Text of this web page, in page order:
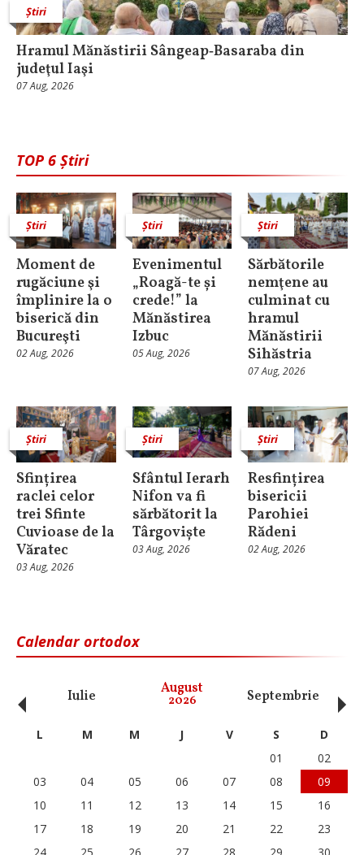
Știri
Hramul Mănăstirii Sângeap‑Basaraba din
judeţul Iaşi
07 Aug, 2026
TOP 6 Știri
Știri
Moment de
rugăciune şi
împlinire la o
biserică din
Bucureşti
02 Aug, 2026
Știri
Evenimentul
„Roagă-te și
crede!” la
Mănăstirea
Izbuc
05 Aug, 2026
Știri
Sărbătorile
nemţene au
culminat cu
hramul
Mănăstirii
Sihăstria
07 Aug, 2026
Știri
Sfințirea
raclei celor
trei Sfinte
Cuvioase de la
Văratec
03 Aug, 2026
Știri
Sfântul Ierarh
Nifon va fi
sărbătorit la
Târgoviște
03 Aug, 2026
Știri
Resfințirea
bisericii
Parohiei
Rădeni
02 Aug, 2026
Calendar ortodox
Iulie August
2026 Septembrie
‹ L M M J V S
D
01
02
03
04 05 06 07 08
09
10
11 12 13 14 15
16
17
18 19 20 21 22
23